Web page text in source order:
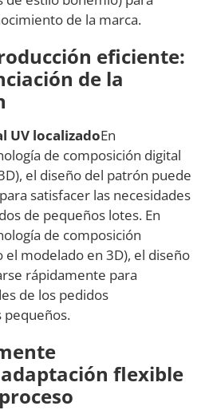
de la marca.
eficiente:
de la
UV localizadoEn
de composición digital
el diseño del patrón puede
satisfacer las necesidades
de pequeños lotes. En
de composición
modelado en 3D), el diseño
rápidamente para
de los pedidos
pequeños.
flexible